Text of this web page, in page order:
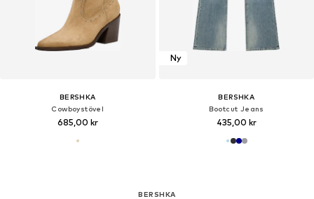
BERSHKA
Cowboystövel
685,00 kr
Ny
BERSHKA
Bootcut Jeans
435,00 kr
BERSHKA